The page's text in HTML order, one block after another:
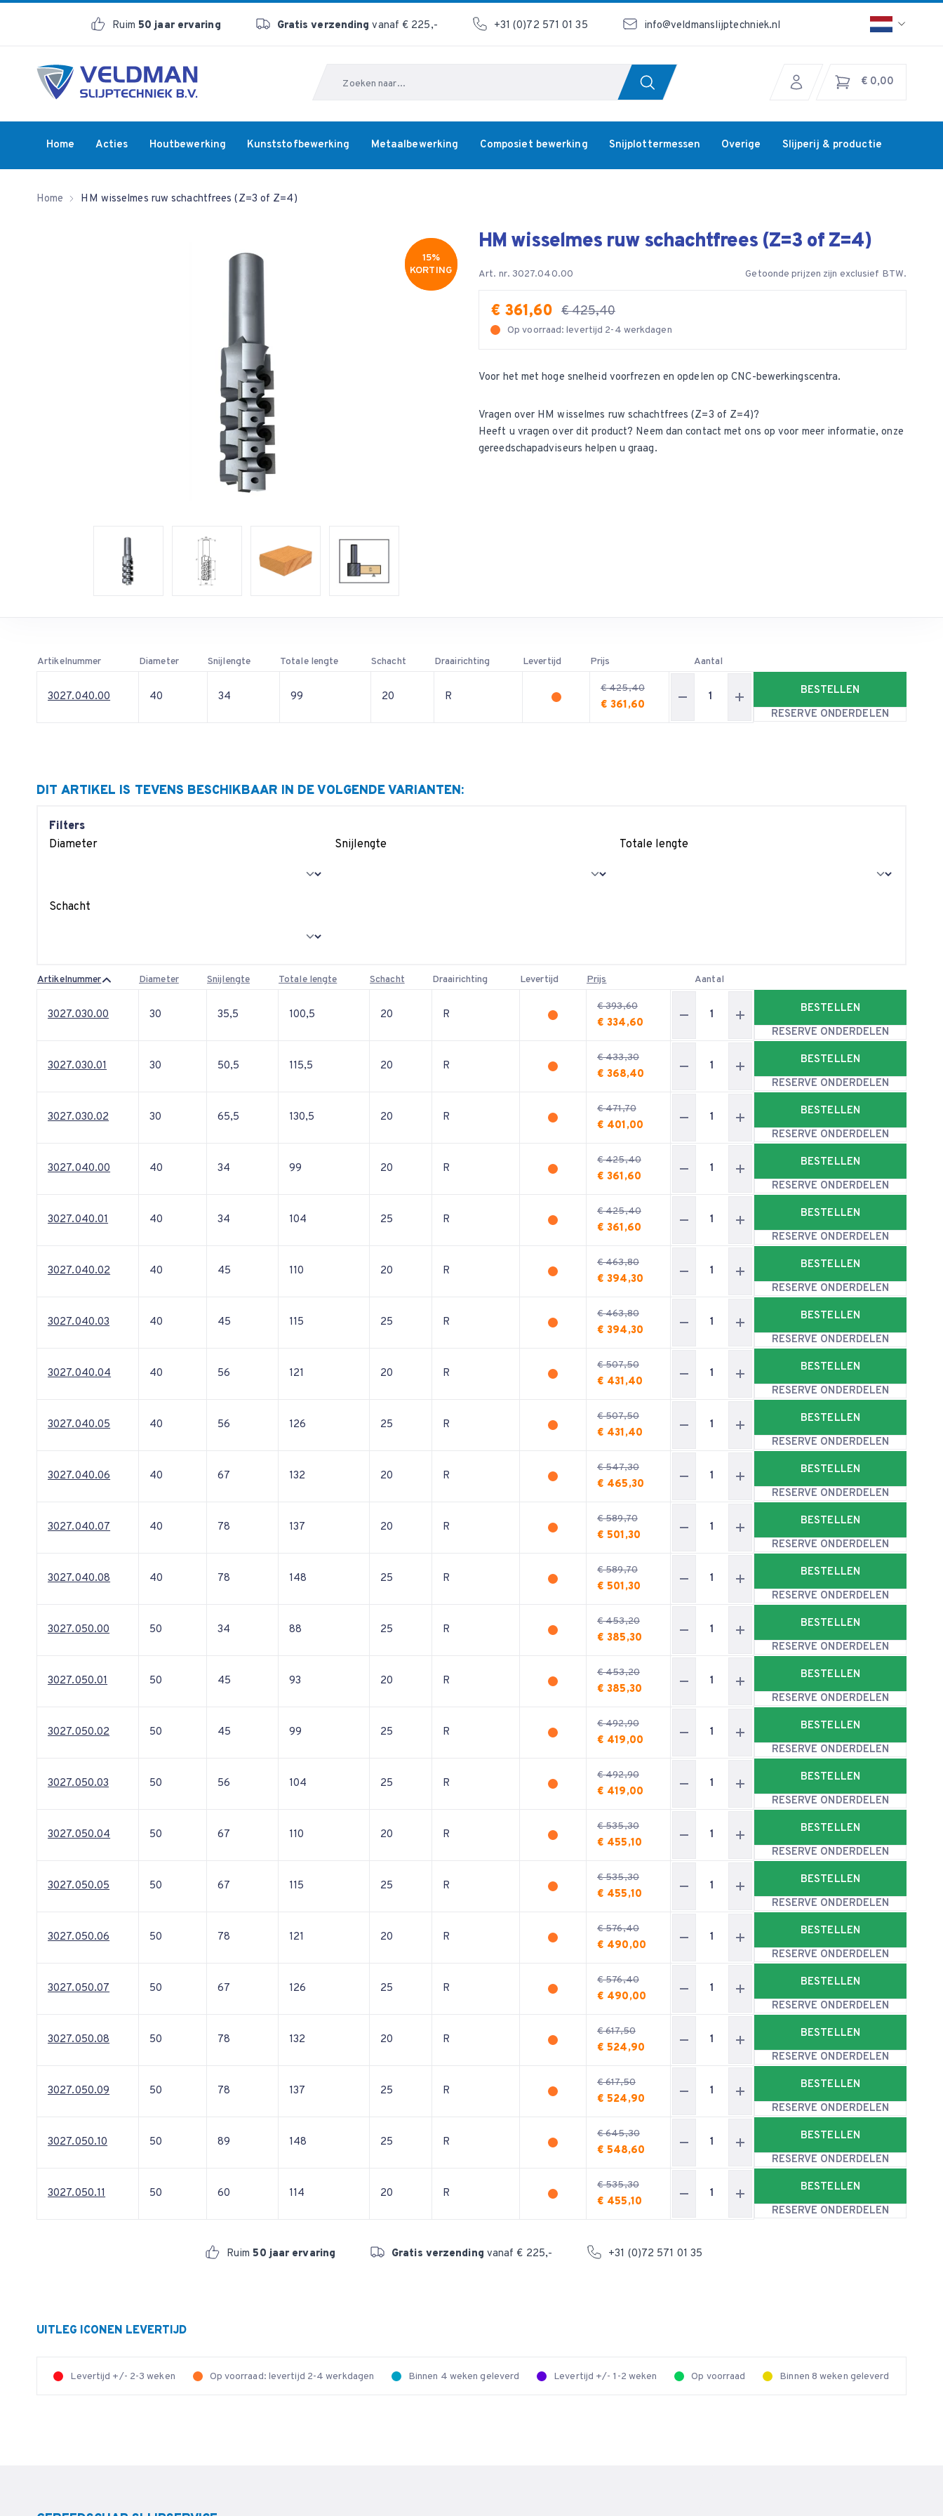
Ruim50 jaar ervaring Gratis verzending vanaf € 225,- +31 (0)72 571 01 35 info@veldmanslijptechniek.nl
€ 0,00
Home Acties Houtbewerking Kunststofbewerking Metaalbewerking Composiet bewerking Snijplottermessen Overige Slijperij & productie
Home HM wisselmes ruw schachtfrees (Z=3 of Z=4)
15%
KORTING
15%
KORTING
HM wisselmes ruw schachtfrees (Z=3 of Z=4)
Art. nr. 3027.040.00 Getoonde prijzen zijn exclusief BTW.
€ 361,60 € 425,40
Op voorraad: levertijd 2-4 werkdagen
Voor het met hoge snelheid voorfrezen en opdelen op CNC-bewerkingscentra.
Vragen over HM wisselmes ruw schachtfrees (Z=3 of Z=4)?
Heeft u vragen over dit product? Neem dancontact met ons op voor meer informatie, onze
gereedschapadviseurs helpen u graag.
Artikelnummer Diameter Snijlengte Totale lengte Schacht Draairichting Levertijd Prijs Aantal
3027.040.00 40 34 99 20 R
€ 425,40
€ 361,60
BESTELLEN
RESERVE ONDERDELEN
DIT ARTIKEL IS TEVENS BESCHIKBAAR IN DE VOLGENDE VARIANTEN:
Filters
Diameter
Snijlengte Totale lengte
Schacht
Artikelnummer Diameter Snijlengte Totale lengte Schacht Draairichting Levertijd Prijs Aantal
3027.030.00 30 35,5 100,5 20 R
€ 393,60
€ 334,60
BESTELLEN
RESERVE ONDERDELEN
3027.030.01 30 50,5 115,5 20 R
€ 433,30
€ 368,40
BESTELLEN
RESERVE ONDERDELEN
3027.030.02 30 65,5 130,5 20 R
€ 471,70
€ 401,00
BESTELLEN
RESERVE ONDERDELEN
3027.040.00 40 34 99 20 R
€ 425,40
€ 361,60
BESTELLEN
RESERVE ONDERDELEN
3027.040.01 40 34 104 25 R
€ 425,40
€ 361,60
BESTELLEN
RESERVE ONDERDELEN
3027.040.02 40 45 110 20 R
€ 463,80
€ 394,30
BESTELLEN
RESERVE ONDERDELEN
3027.040.03 40 45 115 25 R
€ 463,80
€ 394,30
BESTELLEN
RESERVE ONDERDELEN
3027.040.04 40 56 121 20 R
€ 507,50
€ 431,40
BESTELLEN
RESERVE ONDERDELEN
3027.040.05 40 56 126 25 R
€ 507,50
€ 431,40
BESTELLEN
RESERVE ONDERDELEN
3027.040.06 40 67 132 20 R
€ 547,30
€ 465,30
BESTELLEN
RESERVE ONDERDELEN
3027.040.07 40 78 137 20 R
€ 589,70
€ 501,30
BESTELLEN
RESERVE ONDERDELEN
3027.040.08 40 78 148 25 R
€ 589,70
€ 501,30
BESTELLEN
RESERVE ONDERDELEN
3027.050.00 50 34 88 25 R
€ 453,20
€ 385,30
BESTELLEN
RESERVE ONDERDELEN
3027.050.01 50 45 93 20 R
€ 453,20
€ 385,30
BESTELLEN
RESERVE ONDERDELEN
3027.050.02 50 45 99 25 R
€ 492,90
€ 419,00
BESTELLEN
RESERVE ONDERDELEN
3027.050.03 50 56 104 25 R
€ 492,90
€ 419,00
BESTELLEN
RESERVE ONDERDELEN
3027.050.04 50 67 110 20 R
€ 535,30
€ 455,10
BESTELLEN
RESERVE ONDERDELEN
3027.050.05 50 67 115 25 R
€ 535,30
€ 455,10
BESTELLEN
RESERVE ONDERDELEN
3027.050.06 50 78 121 20 R
€ 576,40
€ 490,00
BESTELLEN
RESERVE ONDERDELEN
3027.050.07 50 67 126 25 R
€ 576,40
€ 490,00
BESTELLEN
RESERVE ONDERDELEN
3027.050.08 50 78 132 20 R
€ 617,50
€ 524,90
BESTELLEN
RESERVE ONDERDELEN
3027.050.09 50 78 137 25 R
€ 617,50
€ 524,90
BESTELLEN
RESERVE ONDERDELEN
3027.050.10 50 89 148 25 R
€ 645,30
€ 548,60
BESTELLEN
RESERVE ONDERDELEN
3027.050.11 50 60 114 20 R
€ 535,30
€ 455,10
BESTELLEN
RESERVE ONDERDELEN
Ruim50 jaar ervaring Gratis verzending vanaf € 225,- +31 (0)72 571 01 35
UITLEG ICONEN LEVERTIJD
Levertijd +/- 2-3 weken Op voorraad: levertijd 2-4 werkdagen Binnen 4 weken geleverd Levertijd +/- 1-2 weken Op voorraad Binnen 8 weken geleverd